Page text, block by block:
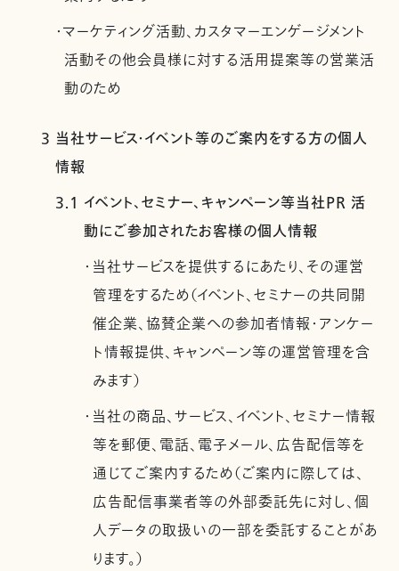
・マーケティング活動、カスタマーエンゲージメント
活動その他会員様に対する活用提案等の営業活
動のため
3 当社サービス・イベント等のご案内をする方の個人
情報
3.1 イベント、セミナー、キャンペーン等当社PR 活
動にご参加されたお客様の個人情報
・当社サービスを提供するにあたり、その運営
管理をするため（イベント、セミナーの共同開
催企業、協賛企業への参加者情報・アンケー
ト情報提供、キャンペーン等の運営管理を含
みます）
・当社の商品、サービス、イベント、セミナー情報
等を郵便、電話、電子メール、広告配信等を
通じてご案内するため（ご案内に際しては、
広告配信事業者等の外部委託先に対し、個
人データの取扱いの一部を委託することがあ
ります。）